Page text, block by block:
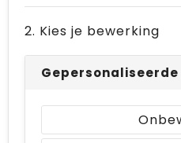
2. Kies je bewerking